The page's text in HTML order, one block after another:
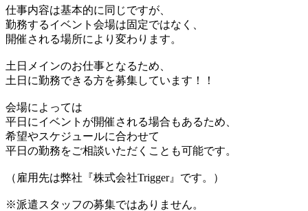
仕事内容は基本的に同じですが、
勤務するイベント会場は固定ではなく、
開催される場所により変わります。
土日メインのお仕事となるため、
土日に勤務できる方を募集しています！！
会場によっては
平日にイベントが開催される場合もあるため、
希望やスケジュールに合わせて
平日の勤務をご相談いただくことも可能です。
（雇用先は弊社『株式会社Trigger』です。）
※派遣スタッフの募集ではありません。